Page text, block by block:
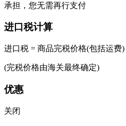
承担，您无需再行支付
进口税计算
进口税 = 商品完税价格(包括运费
(完税价格由海关最终确定)
优惠
关闭